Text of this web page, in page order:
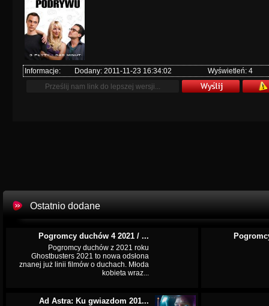
Informacje: Dodany: 2011-11-23 16:34:02 Wyświetleń: 4
Ostatnio dodane
Pogromcy duchów 4 2021 / ...
Pogromcy duchów z 2021 roku
Ghostbusters 2021 to nowa odsłona
znanej już linii filmów o duchach. Młoda
kobieta wraz...
Ad Astra: Ku gwiazdom 201...